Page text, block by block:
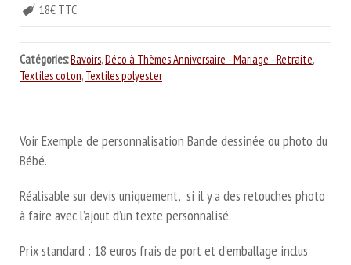
18€ TTC
Catégories:Bavoirs,Déco à Thèmes Anniversaire - Mariage - Retraite,
Textiles coton, Textiles polyester
Voir Exemple de personnalisation Bande dessinée ou photo du
Bébé.
Réalisable sur devis uniquement, si il y a des retouches photo
à faire avec l’ajout d’un texte personnalisé.
Prix standard : 18 euros frais de port et d’emballage inclus